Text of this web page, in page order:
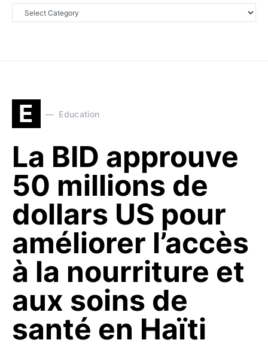
E Education
La BID approuve
50 millions de
dollars US pour
améliorer l’accès
à la nourriture et
aux soins de
santé en Haïti